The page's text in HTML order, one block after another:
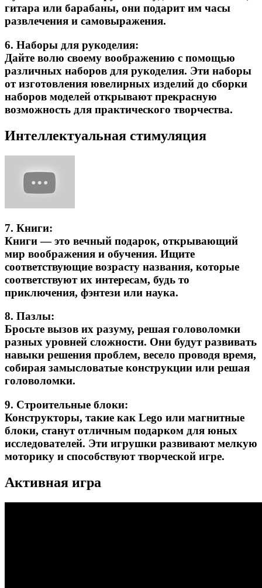
гитара или барабаны, они подарит им часы
развлечения и самовыражения.
6. Наборы для рукоделия:
Дайте волю своему воображению с помощью
различных наборов для рукоделия. Эти наборы
от изготовления ювелирных изделий до сборки
наборов моделей открывают прекрасную
возможность для практического творчества.
Интеллектуальная стимуляция
7. Книги:
Книги — это вечный подарок, открывающий
мир воображения и обучения. Ищите
соответствующие возрасту названия, которые
соответствуют их интересам, будь то
приключения, фэнтези или наука.
8. Пазлы:
Бросьте вызов их разуму, решая головоломки
разных уровней сложности. Они будут развивать
навыки решения проблем, весело проводя время,
собирая замысловатые конструкции или решая
головоломки.
9. Строительные блоки:
Конструкторы, такие как Lego или магнитные
блоки, станут отличным подарком для юных
исследователей. Эти игрушки развивают мелкую
моторику и способствуют творческой игре.
Активная игра